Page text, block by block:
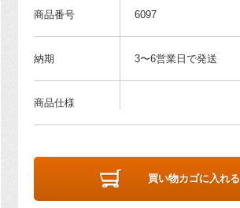
商品番号 6097
納期 3〜6営業日で発送
商品仕様
買い物カゴに入れる